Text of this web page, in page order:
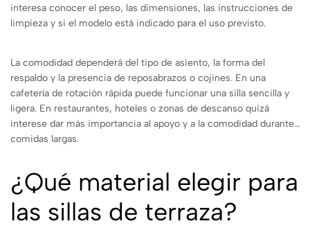
interesa conocer el peso, las dimensiones, las instrucciones de
limpieza y si el modelo está indicado para el uso previsto.
La comodidad dependerá del tipo de asiento, la forma del
respaldo y la presencia de reposabrazos o cojines. En una
cafetería de rotación rápida puede funcionar una silla sencilla y
ligera. En restaurantes, hoteles o zonas de descanso quizá
interese dar más importancia al apoyo y a la comodidad durante
comidas largas.
¿Qué material elegir para
las sillas de terraza?